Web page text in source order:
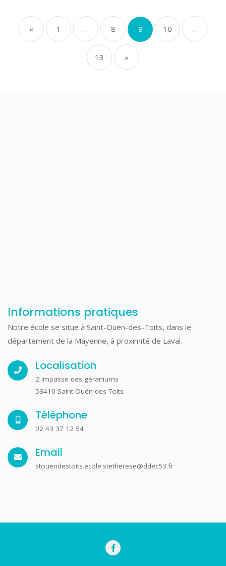
Pagination
des
publications
« 1 … 8 9 10 …
13 »
Informations pratiques
Notre école se situe à Saint-Ouën-des-Toits, dans le
département de la Mayenne, à proximité de Laval.
Localisation
2 Impasse des géraniums
53410 Saint-Ouën-des-Toits
Téléphone
02 43 37 12 54
Email
stouendestoits.ecole.stetherese@ddec53.fr